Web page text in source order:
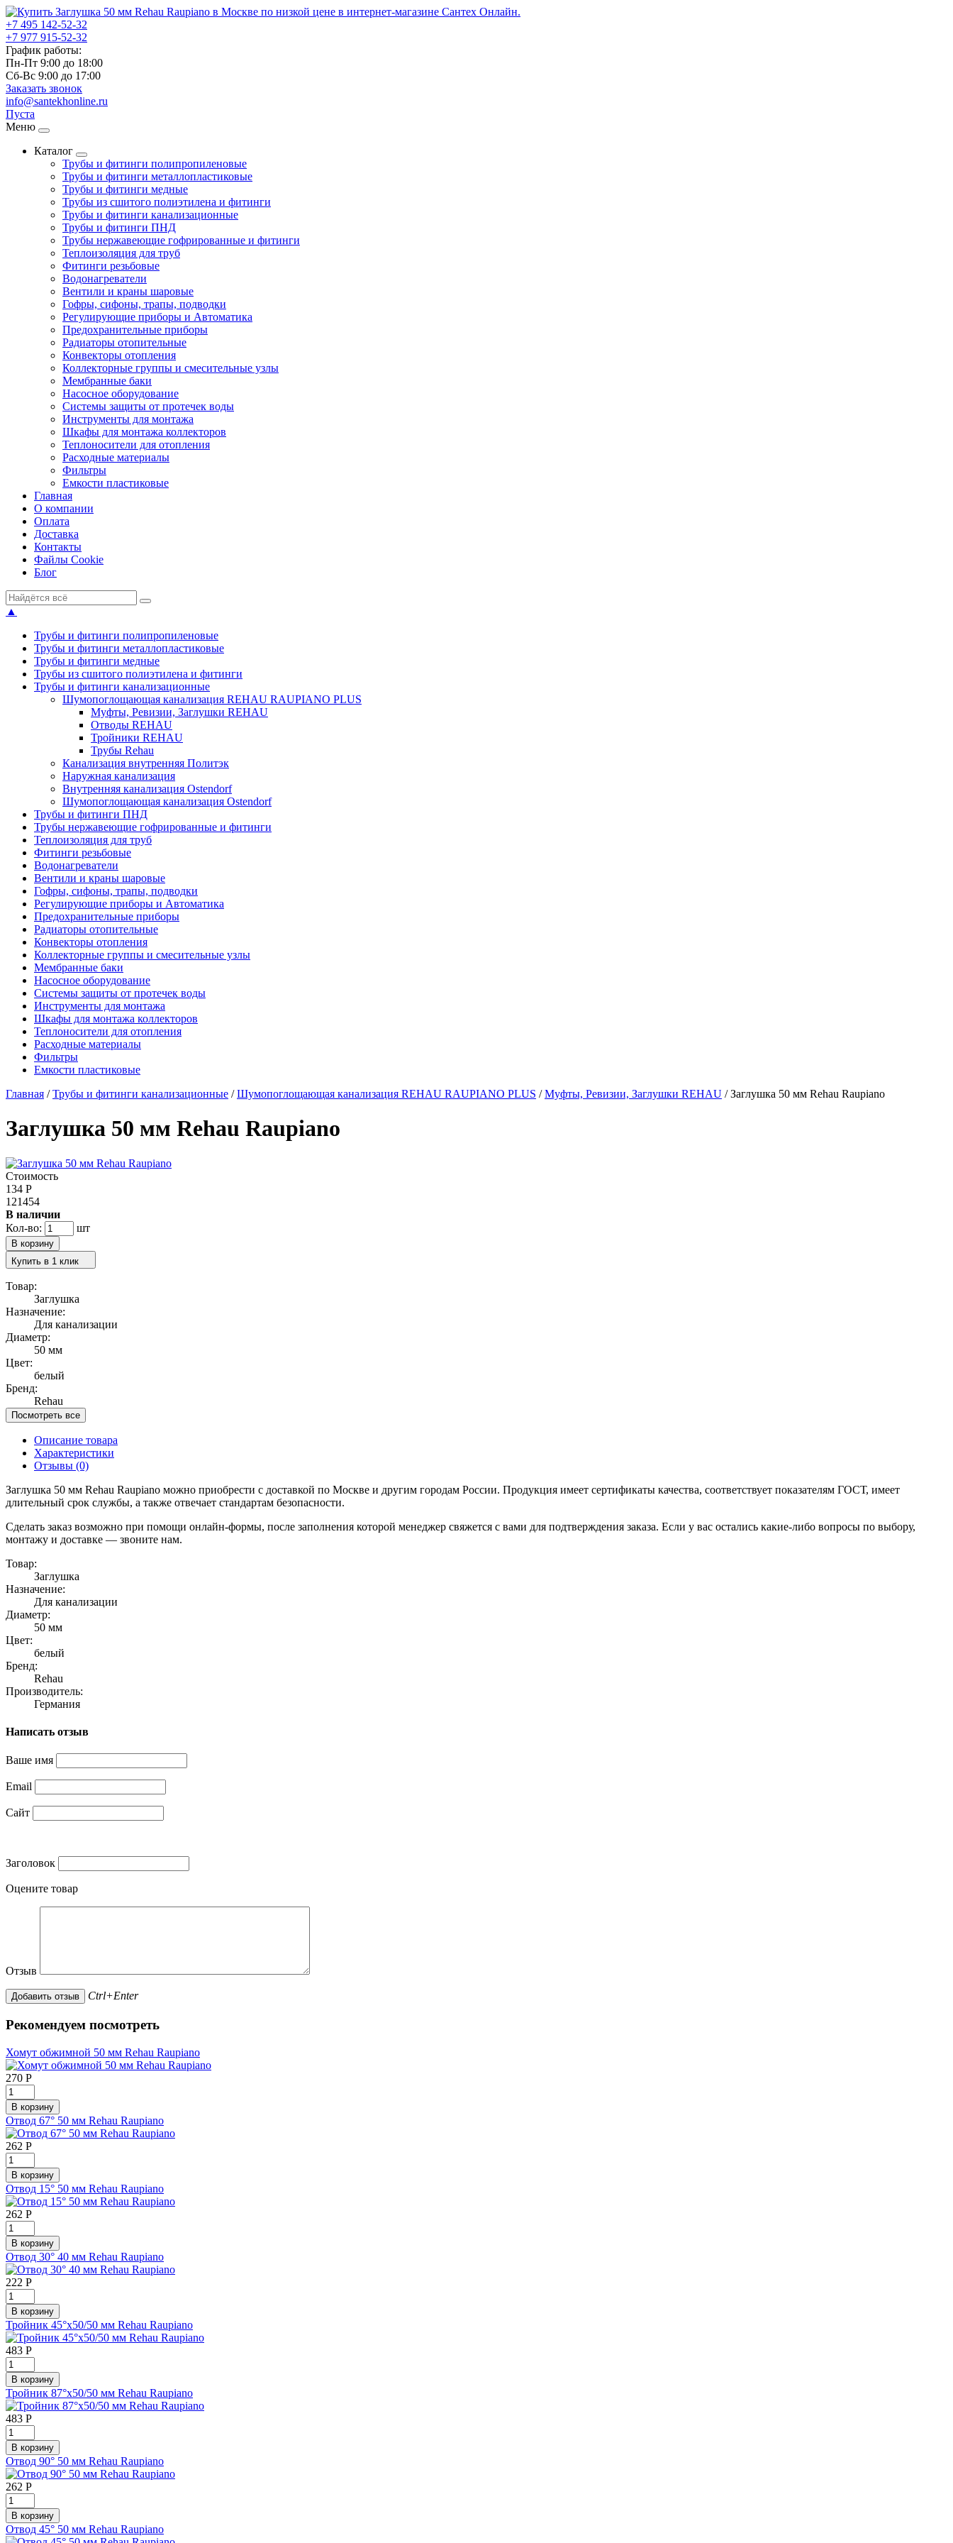
+7 495 142-52-32
+7 977 915-52-32
График работы:
Пн-Пт 9:00 до 18:00
Сб-Вс 9:00 до 17:00
Заказать звонок
info@santekhonline.ru
Пуста
Меню
Каталог
Трубы и фитинги полипропиленовые
Трубы и фитинги металлопластиковые
Трубы и фитинги медные
Трубы из сшитого полиэтилена и фитинги
Трубы и фитинги канализационные
Трубы и фитинги ПНД
Трубы нержавеющие гофрированные и фитинги
Теплоизоляция для труб
Фитинги резьбовые
Водонагреватели
Вентили и краны шаровые
Гофры, сифоны, трапы, подводки
Регулирующие приборы и Автоматика
Предохранительные приборы
Радиаторы отопительные
Конвекторы отопления
Коллекторные группы и смесительные узлы
Мембранные баки
Насосное оборудование
Системы защиты от протечек воды
Инструменты для монтажа
Шкафы для монтажа коллекторов
Теплоносители для отопления
Расходные материалы
Фильтры
Емкости пластиковые
Главная
О компании
Оплата
Доставка
Контакты
Файлы Cookie
Блог
▲
Трубы и фитинги полипропиленовые
Трубы и фитинги металлопластиковые
Трубы и фитинги медные
Трубы из сшитого полиэтилена и фитинги
Трубы и фитинги канализационные
Шумопоглощающая канализация REHAU RAUPIANO PLUS
Муфты, Ревизии, Заглушки REHAU
Отводы REHAU
Тройники REHAU
Трубы Rehau
Канализация внутренняя Политэк
Наружная канализация
Внутренняя канализация Ostendorf
Шумопоглощающая канализация Ostendorf
Трубы и фитинги ПНД
Трубы нержавеющие гофрированные и фитинги
Теплоизоляция для труб
Фитинги резьбовые
Водонагреватели
Вентили и краны шаровые
Гофры, сифоны, трапы, подводки
Регулирующие приборы и Автоматика
Предохранительные приборы
Радиаторы отопительные
Конвекторы отопления
Коллекторные группы и смесительные узлы
Мембранные баки
Насосное оборудование
Системы защиты от протечек воды
Инструменты для монтажа
Шкафы для монтажа коллекторов
Теплоносители для отопления
Расходные материалы
Фильтры
Емкости пластиковые
Главная / Трубы и фитинги канализационные / Шумопоглощающая канализация REHAU RAUPIANO PLUS / Муфты, Ревизии, Заглушки REHAU /Заглушка 50 мм Rehau Raupiano
Заглушка 50 мм Rehau Raupiano
Стоимость
134 Р
121454
В наличии
Кол-во:
шт
Купить в 1 клик
Товар:
Заглушка
Назначение:
Для канализации
Диаметр:
50 мм
Цвет:
белый
Бренд:
Rehau
Посмотреть все
Описание товара
Характеристики
Отзывы (0)
Заглушка 50 мм Rehau Raupiano можно приобрести с доставкой по Москве и другим городам России. Продукция имеет сертификаты качества, соответствует показателям ГОСТ, имеет
длительный срок службы, а также отвечает стандартам безопасности.
Сделать заказ возможно при помощи онлайн-формы, после заполнения которой менеджер свяжется с вами для подтверждения заказа. Если у вас остались какие-либо вопросы по выбору,
монтажу и доставке — звоните нам.
Товар:
Заглушка
Назначение:
Для канализации
Диаметр:
50 мм
Цвет:
белый
Бренд:
Rehau
Производитель:
Германия
Написать отзыв
Ваше имя
Email
Сайт
Заголовок
Оцените товар
Отзыв
Ctrl+Enter
Рекомендуем посмотреть
Хомут обжимной 50 мм Rehau Raupiano
270 Р
Отвод 67° 50 мм Rehau Raupiano
262 Р
Отвод 15° 50 мм Rehau Raupiano
262 Р
Отвод 30° 40 мм Rehau Raupiano
222 Р
Тройник 45°x50/50 мм Rehau Raupiano
483 Р
Тройник 87°x50/50 мм Rehau Raupiano
483 Р
Отвод 90° 50 мм Rehau Raupiano
262 Р
Отвод 45° 50 мм Rehau Raupiano